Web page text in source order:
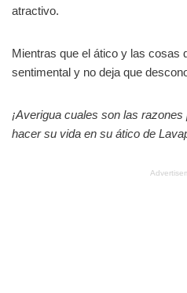
atractivo.
Mientras que el ático y las cosas
sentimental y no deja que
¡Averigua cuales son las
hacer su vida en su ático de